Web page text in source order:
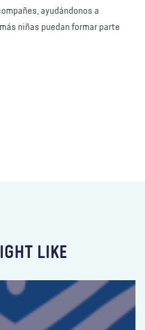
ayudándonos a
niñas puedan formar parte
LIKE